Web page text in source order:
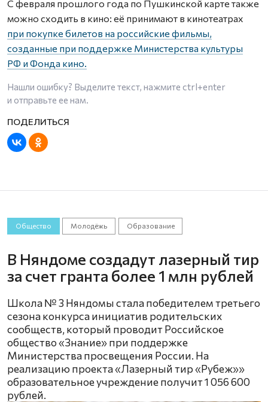
С февраля прошлого года по Пушкинской карте также
можно сходить в кино: её принимают в кинотеатрах
при покупке билетов на российские фильмы,
созданные при поддержке Министерства культуры
РФ и Фонда кино.
Нашли ошибку? Выделите текст, нажмите ctrl+enter
и отправьте ее нам.
Общество Молодёжь Образование
В Няндоме создадут лазерный тир
за счет гранта более 1 млн рублей
Школа № 3 Няндомы стала победителем третьего
сезона конкурса инициатив родительских
сообществ, который проводит Российское
общество «Знание» при поддержке
Министерства просвещения России. На
реализацию проекта «Лазерный тир «Рубеж»»
образовательное учреждение получит 1 056 600
рублей.